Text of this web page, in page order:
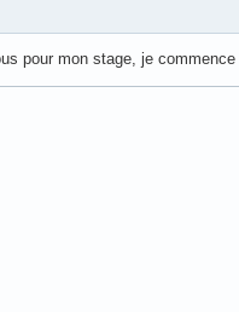
pour mon stage, je